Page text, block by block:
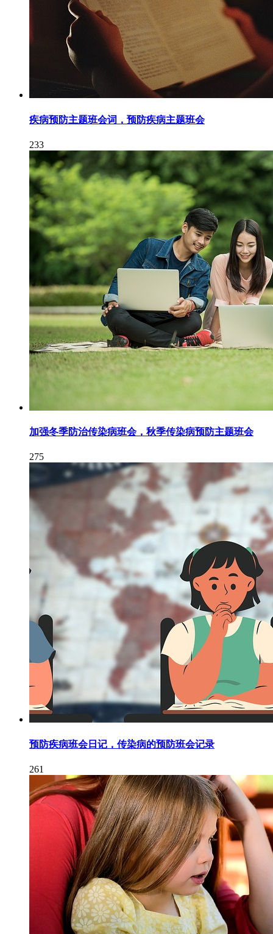
疾病预防主题班会词，预防疾病主题班会
233
加强冬季防治传染病班会，秋季传染病预防主题班会
275
预防疾病班会日记，传染病的预防班会记录
261